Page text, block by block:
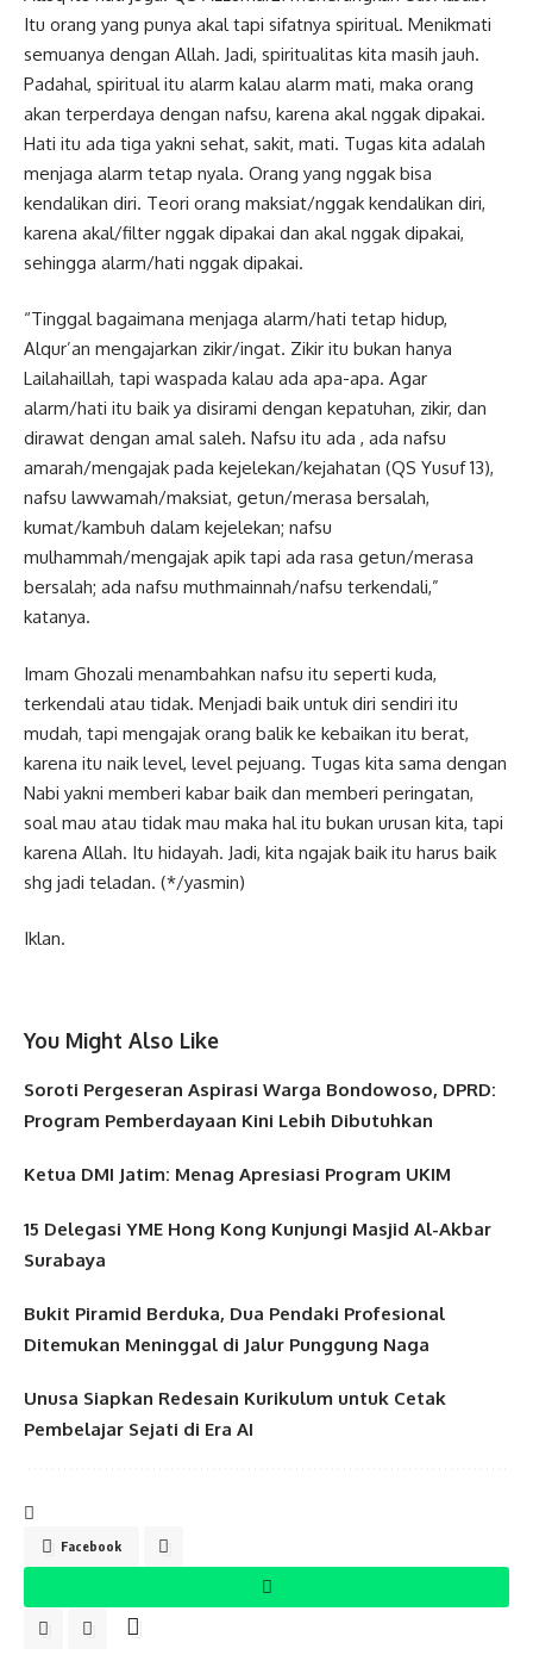
Itu orang yang punya akal tapi sifatnya spiritual. Menikmati
semuanya dengan Allah. Jadi, spiritualitas kita masih jauh.
Padahal, spiritual itu alarm kalau alarm mati, maka orang
akan terperdaya dengan nafsu, karena akal nggak dipakai.
Hati itu ada tiga yakni sehat, sakit, mati. Tugas kita adalah
menjaga alarm tetap nyala. Orang yang nggak bisa
kendalikan diri. Teori orang maksiat/nggak kendalikan diri,
karena akal/filter nggak dipakai dan akal nggak dipakai,
sehingga alarm/hati nggak dipakai.
“Tinggal bagaimana menjaga alarm/hati tetap hidup,
Alqur’an mengajarkan zikir/ingat. Zikir itu bukan hanya
Lailahaillah, tapi waspada kalau ada apa-apa. Agar
alarm/hati itu baik ya disirami dengan kepatuhan, zikir, dan
dirawat dengan amal saleh. Nafsu itu ada , ada nafsu
amarah/mengajak pada kejelekan/kejahatan (QS Yusuf 13),
nafsu lawwamah/maksiat, getun/merasa bersalah,
kumat/kambuh dalam kejelekan; nafsu
mulhammah/mengajak apik tapi ada rasa getun/merasa
bersalah; ada nafsu muthmainnah/nafsu terkendali,”
katanya.
Imam Ghozali menambahkan nafsu itu seperti kuda,
terkendali atau tidak. Menjadi baik untuk diri sendiri itu
mudah, tapi mengajak orang balik ke kebaikan itu berat,
karena itu naik level, level pejuang. Tugas kita sama dengan
Nabi yakni memberi kabar baik dan memberi peringatan,
soal mau atau tidak mau maka hal itu bukan urusan kita, tapi
karena Allah. Itu hidayah. Jadi, kita ngajak baik itu harus baik
shg jadi teladan. (*/yasmin)
Iklan.
You Might Also Like
Soroti Pergeseran Aspirasi Warga Bondowoso, DPRD:
Program Pemberdayaan Kini Lebih Dibutuhkan
Ketua DMI Jatim: Menag Apresiasi Program UKIM
15 Delegasi YME Hong Kong Kunjungi Masjid Al-Akbar
Surabaya
Bukit Piramid Berduka, Dua Pendaki Profesional
Ditemukan Meninggal di Jalur Punggung Naga
Unusa Siapkan Redesain Kurikulum untuk Cetak
Pembelajar Sejati di Era AI
Facebook